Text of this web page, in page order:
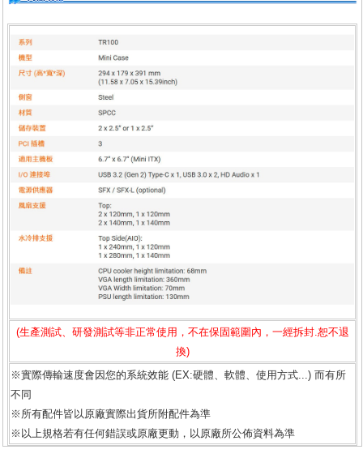
(生產測試、研發測試等非正常使用，不在保固範圍內，一經拆封.恕不退
換)
※實際傳輸速度會因您的系統效能 (EX:硬體、軟體、使用方式...) 而有所
不同
※所有配件皆以原廠實際出貨所附配件為準
※以上規格若有任何錯誤或原廠更動，以原廠所公佈資料為準